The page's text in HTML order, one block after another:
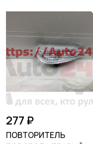
277 ₽
ПОВТОРИТЕЛЬ